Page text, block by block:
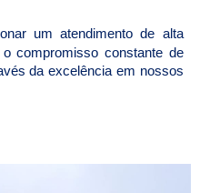
um atendimento de alta
compromisso constante de
da excelência em nossos